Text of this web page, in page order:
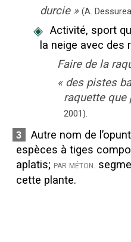
durcie » (A.
◈ Activité, sport
la neige avec des
Faire de la
« des pistes
raquette que
2001).
3
Autre nom de
espèces à tiges
aplatis; par méton.
cette plante.